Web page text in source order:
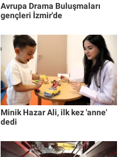
Avrupa Drama Buluşmaları
gençleri İzmir'de
Minik Hazar Ali, ilk kez 'anne'
dedi